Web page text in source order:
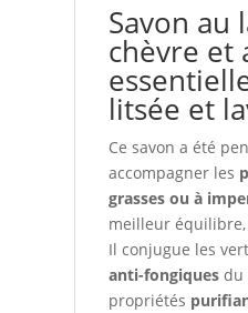
Savon au
chèvre et
litsée et
Ce savon a été
accompagner les
grasses ou à
meilleur
Il conjugue les
anti-fongiques du
propriétés